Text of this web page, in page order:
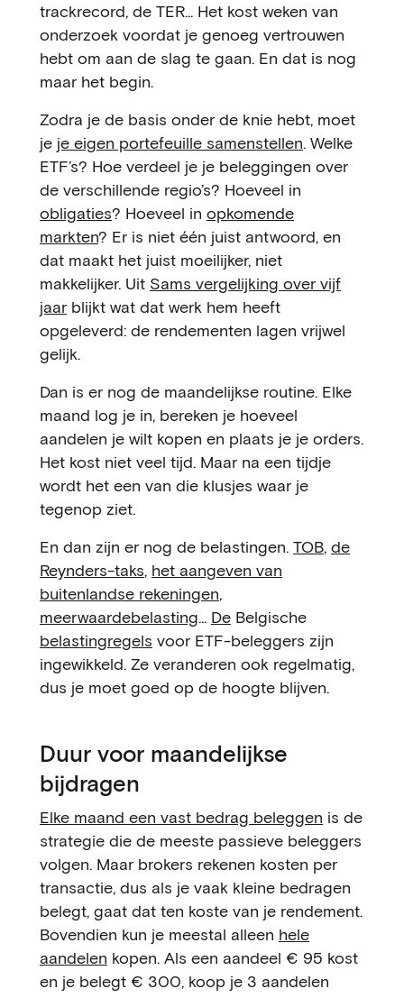
trackrecord, de TER... Het kost weken van
onderzoek voordat je genoeg vertrouwen
hebt om aan de slag te gaan. En dat is nog
maar het begin.
Zodra je de basis onder de knie hebt, moet
je je eigen portefeuille samenstellen. Welke
ETF’s? Hoe verdeel je je beleggingen over
de verschillende regio’s? Hoeveel in
obligaties? Hoeveel in opkomende
markten? Er is niet één juist antwoord, en
dat maakt het juist moeilijker, niet
makkelijker. Uit Sams vergelijking over vijf
jaar blijkt wat dat werk hem heeft
opgeleverd: de rendementen lagen vrijwel
gelijk.
Dan is er nog de maandelijkse routine. Elke
maand log je in, bereken je hoeveel
aandelen je wilt kopen en plaats je je orders.
Het kost niet veel tijd. Maar na een tijdje
wordt het een van die klusjes waar je
tegenop ziet.
En dan zijn er nog de belastingen. TOB, de
Reynders-taks, het aangeven van
buitenlandse rekeningen,
meerwaardebelasting... De Belgische
belastingregels voor ETF-beleggers zijn
ingewikkeld. Ze veranderen ook regelmatig,
dus je moet goed op de hoogte blijven.
Duur voor maandelijkse
bijdragen
Elke maand een vast bedrag beleggen is de
strategie die de meeste passieve beleggers
volgen. Maar brokers rekenen kosten per
transactie, dus als je vaak kleine bedragen
belegt, gaat dat ten koste van je rendement.
Bovendien kun je meestal alleen hele
aandelen kopen. Als een aandeel € 95 kost
en je belegt € 300, koop je 3 aandelen